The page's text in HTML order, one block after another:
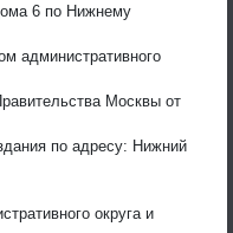
6 по Нижнему
административного
Москвы от
по адресу: Нижний
округа и